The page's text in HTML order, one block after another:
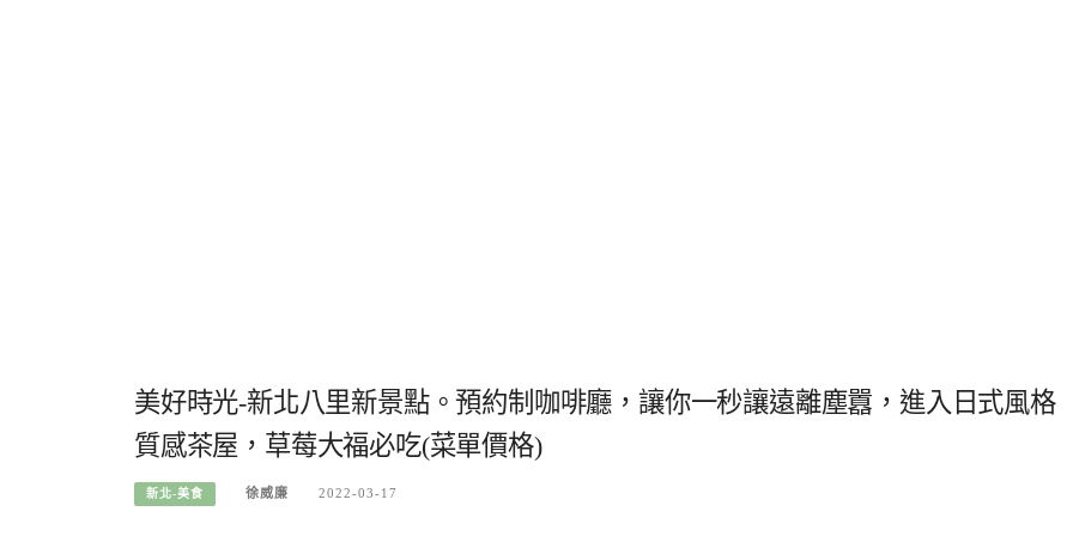
美好時光-新北八里新景點。預約制咖啡廳，讓你一秒讓遠離塵囂，進入日式風格
質感茶屋，草莓大福必吃(菜單價格)
新北-美食 徐威廉 2022-03-17